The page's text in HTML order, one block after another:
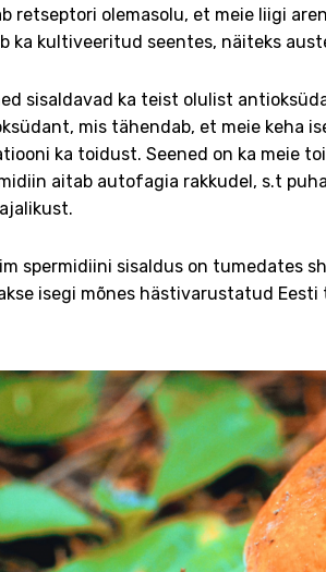
retseptori olemasolu, et meie liigi
ka kultiveeritud seentes, näiteks
sisaldavad ka teist olulist
mis tähendab, et meie keha
ka toidust. Seened on ka meie
aitab autofagia rakkudel, s.t
spermidiini sisaldus on tumedates
isegi mõnes hästivarustatud Eesti